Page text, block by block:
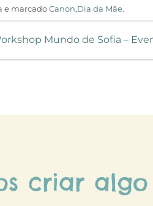
e marcadoCanon,Dia da Mãe.
Mundo de Sofia –
criar algo